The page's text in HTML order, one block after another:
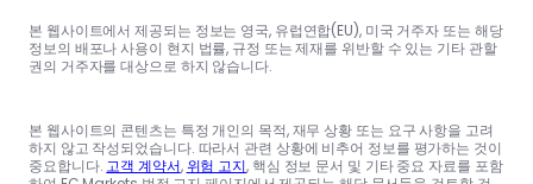
본 웹사이트에서 제공되는 정보는 영국, 유럽연합(EU), 미국 거주자 또는 해당
정보의 배포나 사용이 현지 법률, 규정 또는 제재를 위반할 수 있는 기타 관할
권의 거주자를 대상으로 하지 않습니다.
본 웹사이트의 콘텐츠는 특정 개인의 목적, 재무 상황 또는 요구 사항을 고려
하지 않고 작성되었습니다. 따라서 관련 상황에 비추어 정보를 평가하는 것이
중요합니다. 고객 계약서,위험 고지, 핵심 정보 문서 및 기타 중요 자료를 포함